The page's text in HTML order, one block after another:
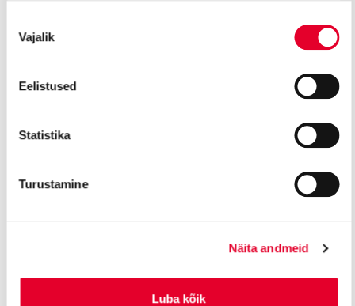
valik
Vajalik
Eelistused
Statistika
Turustamine
Näita andmeid
Luba kõik